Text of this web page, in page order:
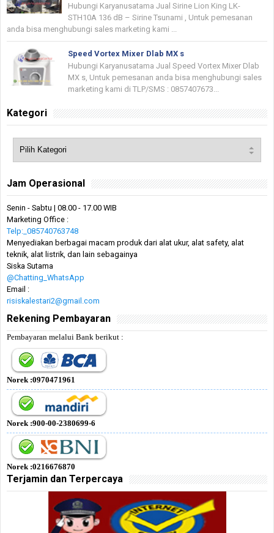
Hubungi Karyanusatama Jual Sirine Lion King LK-
STH10A 136 dB – Sirine Tsunami , Untuk pemesanan
anda bisa menghubungi sales marketing kami ...
Speed Vortex Mixer Dlab MX s
Hubungi Karyanusatama Jual Speed Vortex Mixer Dlab
MX s, Untuk pemesanan anda bisa menghubungi sales
marketing kami di TLP/SMS : 0857407673...
Kategori
Jam Operasional
Senin - Sabtu | 08.00 - 17.00 WIB
Marketing Office :
Telp:_085740763748
Menyediakan berbagai macam produk dari alat ukur, alat safety, alat
teknik, alat listrik, dan lain sebagainya
Siska Sutama
@Chatting_WhatsApp
Email :
risiskalestari2@gmail.com
Rekening Pembayaran
Pembayaran melalui Bank berikut :
Norek :0970471961
Norek :900-00-2380699-6
Norek :0216676870
Terjamin dan Terpercaya